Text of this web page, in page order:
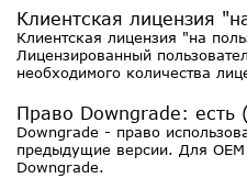
Клиентская лицензия
Клиентская лицензия "на
Лицензированный
необходимого количества
Право Downgrade: есть
Downgrade - право
предыдущие версии. Для
Downgrade.